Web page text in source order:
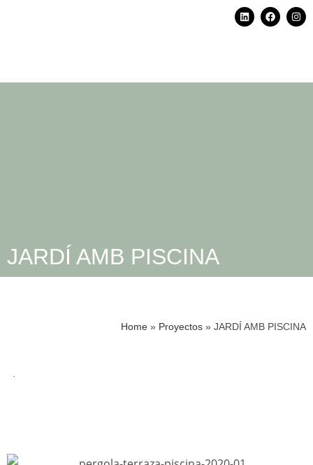
JARDÍ AMB PISCINA
Home » Proyectos » JARDÍ AMB PISCINA